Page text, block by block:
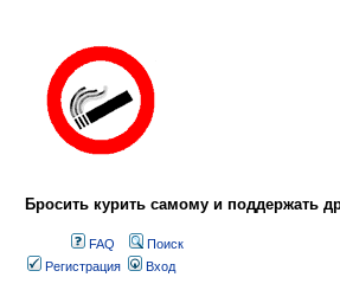
Бросить курить самому и поддержать
FAQ
Поиск
Регистрация
Вход